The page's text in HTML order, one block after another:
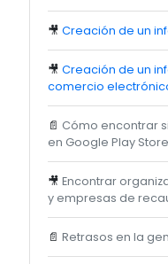
🎥 Creación de un
🎥 Creación de un
comercio
📄 Cómo encontrar
en Google Play
🎥 Encontrar
y empresas de
📄 Retrasos en la